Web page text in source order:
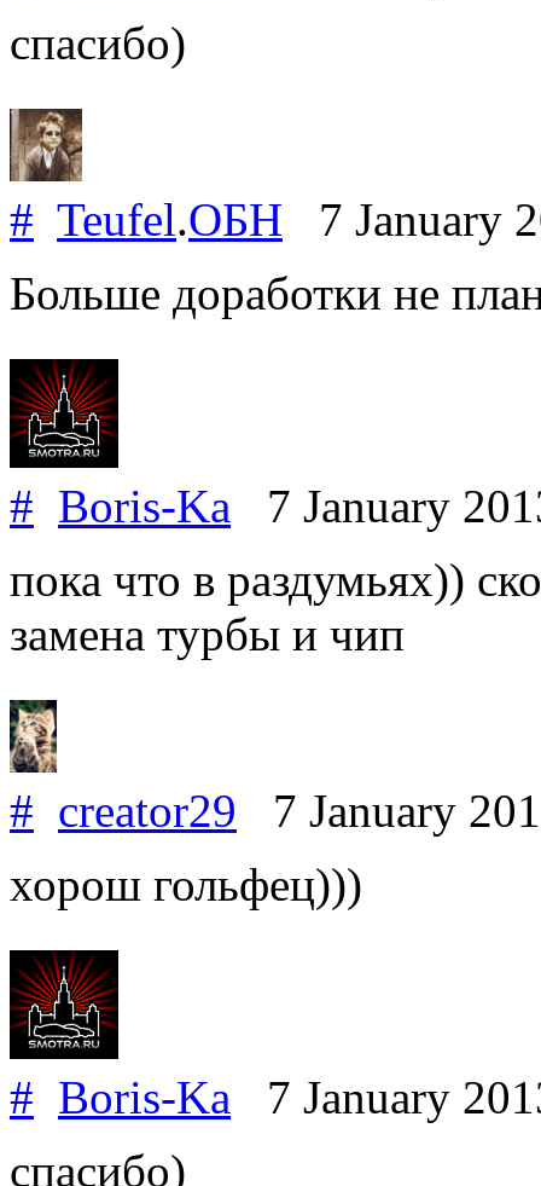
спасибо)
# Teufel.ОБН 7 January
Больше доработки не
# Boris-Ka 7 January
пока что в раздумьях))
замена турбы и чип
# creator29 7 January
хорош гольфец)))
# Boris-Ka 7 January
спасибо)